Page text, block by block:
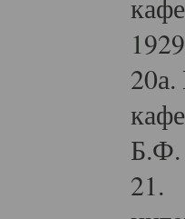
Б.Ф.
21.